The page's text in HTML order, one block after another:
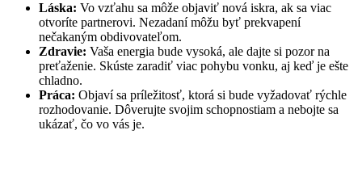
Láska: Vo vzťahu sa môže objaviť nová iskra, ak sa viac
otvoríte partnerovi. Nezadaní môžu byť prekvapení
nečakaným obdivovateľom.
Zdravie: Vaša energia bude vysoká, ale dajte si pozor na
preťaženie. Skúste zaradiť viac pohybu vonku, aj keď je ešte
chladno.
Práca: Objaví sa príležitosť, ktorá si bude vyžadovať rýchle
rozhodovanie. Dôverujte svojim schopnostiam a nebojte sa
ukázať, čo vo vás je.